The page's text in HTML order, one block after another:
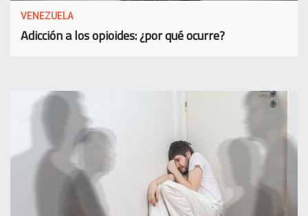
VENEZUELA
Adicción a los opioides: ¿por qué ocurre?